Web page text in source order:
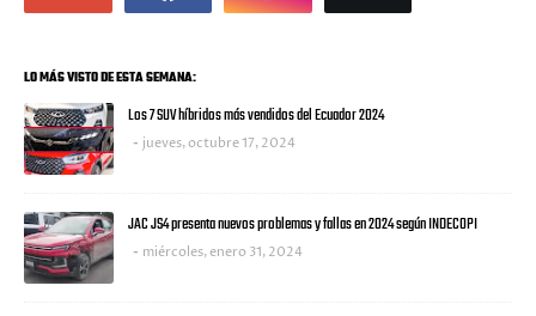
LO MÁS VISTO DE ESTA SEMANA:
Los 7 SUV híbridos más vendidos del Ecuador 2024
jueves, octubre 17, 2024
JAC JS4 presenta nuevos problemas y fallas en 2024 según INDECOPI
miércoles, enero 31, 2024